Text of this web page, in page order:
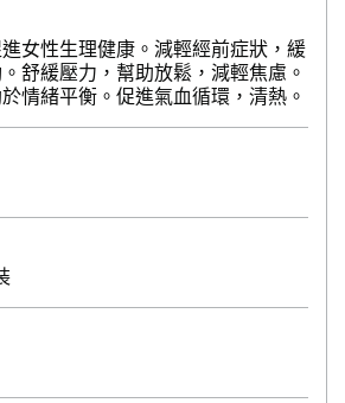
女性生理健康。減輕經前症狀，緩
舒緩壓力，幫助放鬆，減輕焦慮。
情緒平衡。促進氣血循環，清熱。